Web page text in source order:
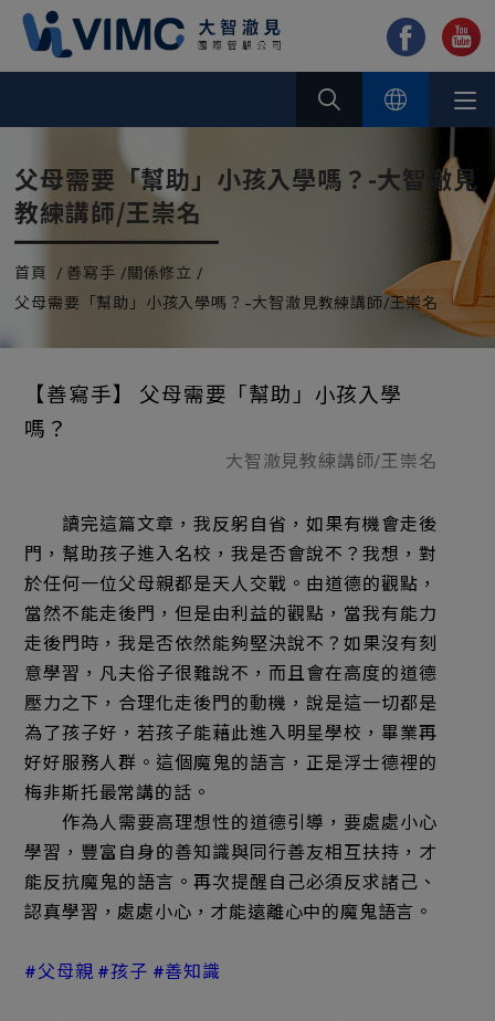
父母需要「幫助」小孩入學嗎？-大智澈見
教練講師/王崇名
首頁 善寫手
關係修立
父母需要「幫助」小孩入學嗎？-大智澈見教練講師/王崇名
【善寫手】 父母需要「幫助」小孩入學
嗎？
大智澈見教練講師/王崇名
讀完這篇文章，我反躬自省，如果有機會走後
門，幫助孩子進入名校，我是否會說不？我想，對
於任何一位父母親都是天人交戰。由道德的觀點，
當然不能走後門，但是由利益的觀點，當我有能力
走後門時，我是否依然能夠堅決說不？如果沒有刻
意學習，凡夫俗子很難說不，而且會在高度的道德
壓力之下，合理化走後門的動機，說是這一切都是
為了孩子好，若孩子能藉此進入明星學校，畢業再
好好服務人群。這個魔鬼的語言，正是浮士德裡的
梅非斯托最常講的話。
作為人需要高理想性的道德引導，要處處小心
學習，豐富自身的善知識與同行善友相互扶持，才
能反抗魔鬼的語言。再次提醒自己必須反求諸己、
認真學習，處處小心，才能遠離心中的魔鬼語言。
#父母親 #孩子 #善知識
Cookie管理面板